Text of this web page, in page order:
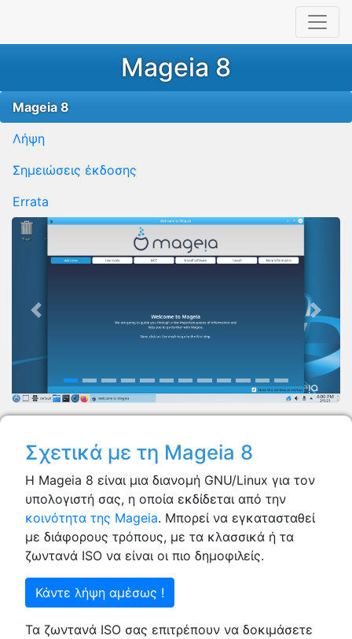
Mageia 8
Mageia 8
Λήψη
Σημειώσεις έκδοσης
Errata
Σχετικά με τη Mageia 8
Η Mageia 8 είναι μια διανομή GNU/Linux για τον
υπολογιστή σας, η οποία εκδίδεται από την
κοινότητα της Mageia. Μπορεί να εγκατασταθεί
με διάφορους τρόπους, με τα κλασσικά ή τα
ζωντανά ISO να είναι οι πιο δημοφιλείς.
Κάντε λήψη αμέσως !
Τα ζωντανά ISO σας επιτρέπουν να δοκιμάσετε